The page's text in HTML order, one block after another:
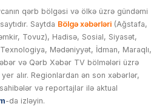
qərb bölgəsi və ölkə üzrə gündəmi
Saytda Bölgə xəbərləri (Ağstafa,
Tovuz), Hadisə, Sosial, Siyasət,
Mədəniyyət, İdman, Maraqlı,
və Qərb Xəbər TV bölmələri üzrə
alır. Regionlardan ən son xəbərlər,
və reportajlar ilə aktual
-da izləyin.